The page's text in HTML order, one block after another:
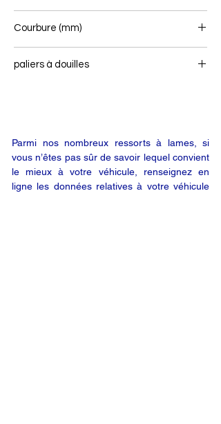
Courbure (mm)
paliers à douilles
Parmi nos nombreux ressorts à lames, si
vous n’êtes pas sûr de savoir lequel convient
le mieux à votre véhicule, renseignez en
ligne les données relatives à votre véhicule